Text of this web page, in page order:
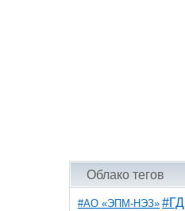
Облако тегов
#АО «ЭПМ-НЭЗ» #ГД